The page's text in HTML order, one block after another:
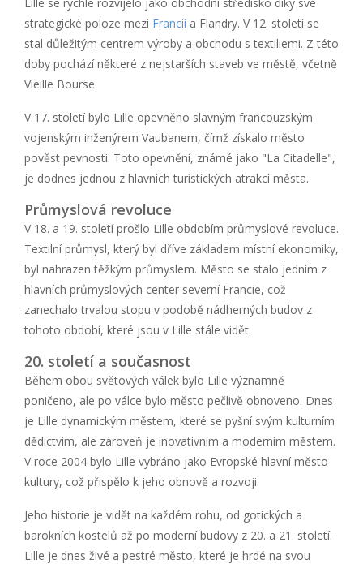
strategické poloze mezi Franciía Flandry. V 12. století se
stal důležitým centrem výroby a obchodu s textiliemi. Z této
doby pochází některé z nejstarších staveb ve městě, včetně
Vieille Bourse.
V 17. století bylo Lille opevněno slavným francouzským
vojenským inženýrem Vaubanem, čímž získalo město
pověst pevnosti. Toto opevnění, známé jako "La Citadelle",
je dodnes jednou z hlavních turistických atrakcí města.
Průmyslová revoluce
V 18. a 19. století prošlo Lille obdobím průmyslové revoluce.
Textilní průmysl, který byl dříve základem místní ekonomiky,
byl nahrazen těžkým průmyslem. Město se stalo jedním z
hlavních průmyslových center severní Francie, což
zanechalo trvalou stopu v podobě nádherných budov z
tohoto období, které jsou v Lille stále vidět.
20. století a současnost
Během obou světových válek bylo Lille významně
poničeno, ale po válce bylo město pečlivě obnoveno. Dnes
je Lille dynamickým městem, které se pyšní svým kulturním
dědictvím, ale zároveň je inovativním a moderním městem.
V roce 2004 bylo Lille vybráno jako Evropské hlavní město
kultury, což přispělo k jeho obnově a rozvoji.
Jeho historie je vidět na každém rohu, od gotických a
barokních kostelů až po moderní budovy z 20. a 21. století.
Lille je dnes živé a pestré město, které je hrdé na svou